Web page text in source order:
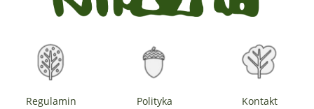
Regulamin
Polityka
Kontakt